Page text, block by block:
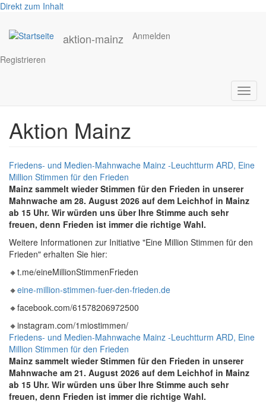
Direkt zum Inhalt
aktion-mainz
Anmelden
Registrieren
Aktion Mainz
Friedens- und Medien-Mahnwache Mainz -Leuchtturm ARD, Eine
Million Stimmen für den Frieden
Mainz sammelt wieder Stimmen für den Frieden in unserer
Mahnwache am 28. August 2026 auf dem Leichhof in Mainz
ab 15 Uhr. Wir würden uns über Ihre Stimme auch sehr
freuen, denn Frieden ist immer die richtige Wahl.
Weitere Informationen zur Initiative "Eine Million Stimmen für den
Frieden" erhalten Sie hier:
🔸t.me/eineMillionStimmenFrieden
🔸eine-million-stimmen-fuer-den-frieden.de
🔸facebook.com/61578206972500
🔸instagram.com/1miostimmen/
Friedens- und Medien-Mahnwache Mainz -Leuchtturm ARD, Eine
Million Stimmen für den Frieden
Mainz sammelt wieder Stimmen für den Frieden in unserer
Mahnwache am 21. August 2026 auf dem Leichhof in Mainz
ab 15 Uhr. Wir würden uns über Ihre Stimme auch sehr
freuen, denn Frieden ist immer die richtige Wahl.